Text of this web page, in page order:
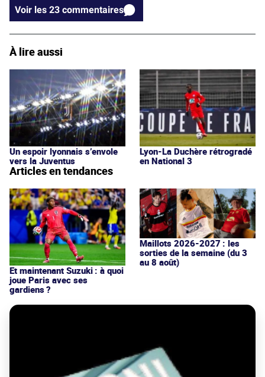
Voir les 23 commentaires
À lire aussi
Un espoir lyonnais s’envole
vers la Juventus
Lyon-La Duchère rétrogradé
en National 3
Articles en tendances
Et maintenant Suzuki : à quoi
joue Paris avec ses
gardiens ?
Maillots 2026-2027 : les
sorties de la semaine (du 3
au 8 août)